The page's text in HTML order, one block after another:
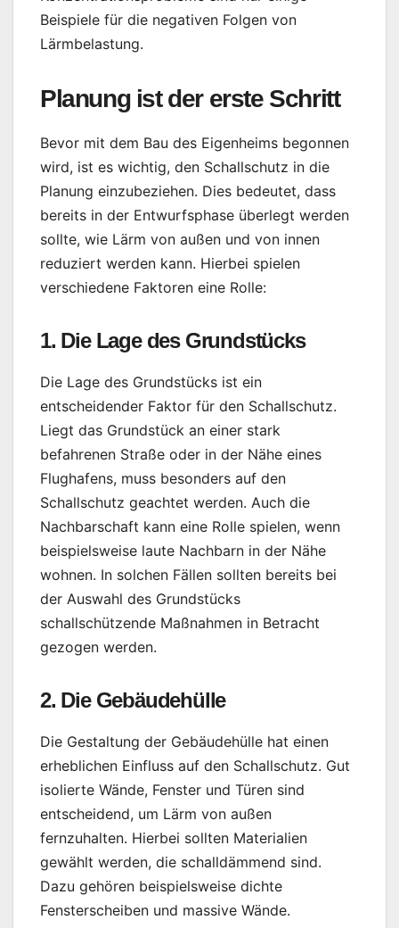
Beispiele für die negativen Folgen von
Lärmbelastung.
Planung ist der erste Schritt
Bevor mit dem Bau des Eigenheims begonnen
wird, ist es wichtig, den Schallschutz in die
Planung einzubeziehen. Dies bedeutet, dass
bereits in der Entwurfsphase überlegt werden
sollte, wie Lärm von außen und von innen
reduziert werden kann. Hierbei spielen
verschiedene Faktoren eine Rolle:
1. Die Lage des Grundstücks
Die Lage des Grundstücks ist ein
entscheidender Faktor für den Schallschutz.
Liegt das Grundstück an einer stark
befahrenen Straße oder in der Nähe eines
Flughafens, muss besonders auf den
Schallschutz geachtet werden. Auch die
Nachbarschaft kann eine Rolle spielen, wenn
beispielsweise laute Nachbarn in der Nähe
wohnen. In solchen Fällen sollten bereits bei
der Auswahl des Grundstücks
schallschützende Maßnahmen in Betracht
gezogen werden.
2. Die Gebäudehülle
Die Gestaltung der Gebäudehülle hat einen
erheblichen Einfluss auf den Schallschutz. Gut
isolierte Wände, Fenster und Türen sind
entscheidend, um Lärm von außen
fernzuhalten. Hierbei sollten Materialien
gewählt werden, die schalldämmend sind.
Dazu gehören beispielsweise dichte
Fensterscheiben und massive Wände.